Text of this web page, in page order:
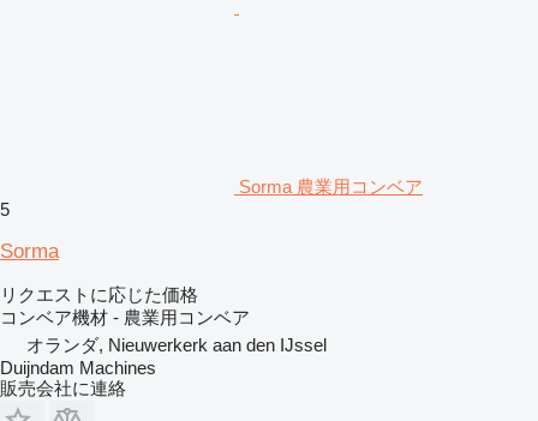
Sorma 農業用コンベア
5
Sorma
リクエストに応じた価格
コンベア機材 - 農業用コンベア
オランダ, Nieuwerkerk aan den IJssel
Duijndam Machines
販売会社に連絡